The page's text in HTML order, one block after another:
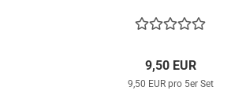
9,50 EUR
9,50 EUR pro 5er Set